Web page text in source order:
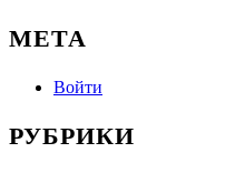
МЕТА
Войти
РУБРИКИ